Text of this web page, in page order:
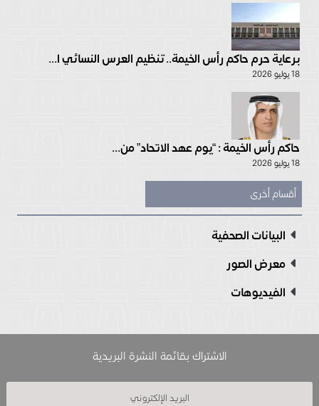
برعاية حرم حاكم رأس الخيمة.. تنظيم العرس النسائي ا...
18 يوليو 2026
حاكم رأس الخيمة : “يوم عهد الاتحاد” من...
18 يوليو 2026
أقسام أخرى
البيانات الصحفية
معرض الصور
الفيديوهات
الاشتراك بقائمة النشرة البريدية